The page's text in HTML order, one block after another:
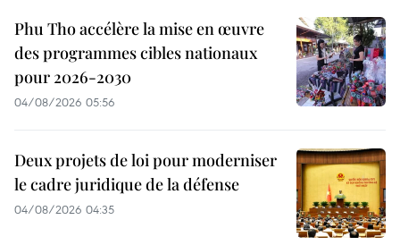
Phu Tho accélère la mise en œuvre
des programmes cibles nationaux
pour 2026-2030
04/08/2026 05:56
Deux projets de loi pour moderniser
le cadre juridique de la défense
04/08/2026 04:35